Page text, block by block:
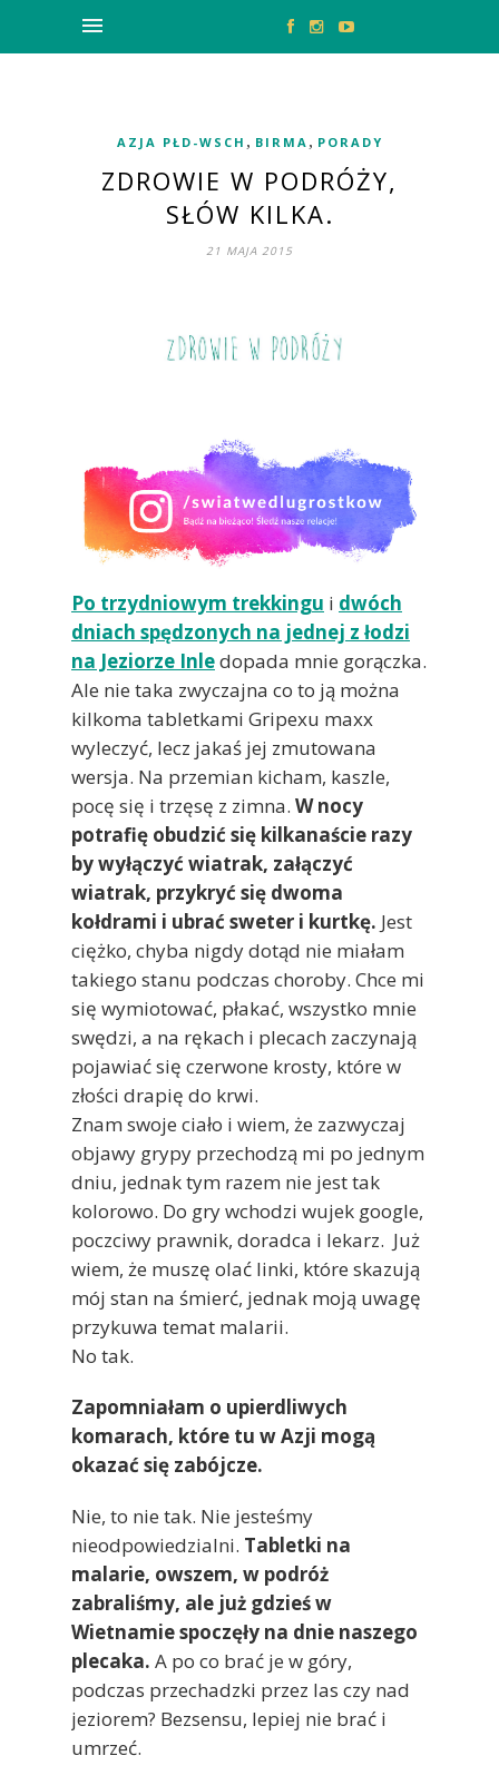
AZJA PŁD-WSCH , BIRMA , PORADY
ZDROWIE W PODRÓŻY,
SŁÓW KILKA.
21 MAJA 2015
Po trzydniowym trekkingu i dwóch
dniach spędzonych na jednej z łodzi
na Jeziorze Inledopada mnie gorączka.
Ale nie taka zwyczajna co to ją można
kilkoma tabletkami Gripexu maxx
wyleczyć, lecz jakaś jej zmutowana
wersja. Na przemian kicham, kaszle,
pocę się i trzęsę z zimna. W nocy
potrafię obudzić się kilkanaście razy
by wyłączyć wiatrak, załączyć
wiatrak, przykryć się dwoma
kołdrami i ubrać sweter i kurtkę. Jest
ciężko, chyba nigdy dotąd nie miałam
takiego stanu podczas choroby. Chce mi
się wymiotować, płakać, wszystko mnie
swędzi, a na rękach i plecach zaczynają
pojawiać się czerwone krosty, które w
złości drapię do krwi.
Znam swoje ciało i wiem, że zazwyczaj
objawy grypy przechodzą mi po jednym
dniu, jednak tym razem nie jest tak
kolorowo. Do gry wchodzi wujek google,
poczciwy prawnik, doradca i lekarz. Już
wiem, że muszę olać linki, które skazują
mój stan na śmierć, jednak moją uwagę
przykuwa temat malarii.
No tak.
Zapomniałam o upierdliwych
komarach, które tu w Azji mogą
okazać się zabójcze.
Nie, to nie tak. Nie jesteśmy
nieodpowiedzialni. Tabletki na
malarie, owszem, w podróż
zabraliśmy, ale już gdzieś w
Wietnamie spoczęły na dnie naszego
plecaka. A po co brać je w góry,
podczas przechadzki przez las czy nad
jeziorem? Bezsensu, lepiej nie brać i
umrzeć.